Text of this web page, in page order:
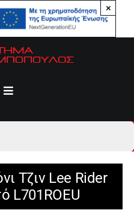
×
Toggle
Τζιν Lee Rider
L701ROEU